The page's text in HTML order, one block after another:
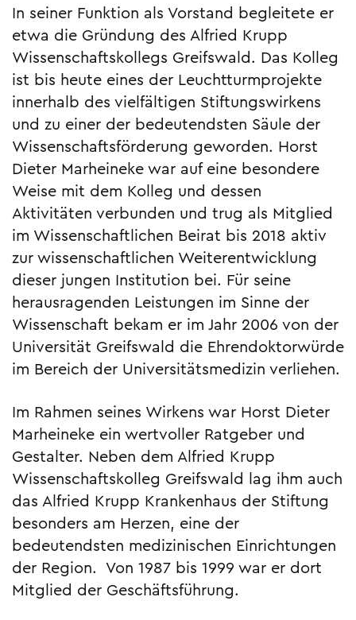
In seiner Funktion als Vorstand begleitete er
etwa die Gründung des Alfried Krupp
Wissenschaftskollegs Greifswald. Das Kolleg
ist bis heute eines der Leuchtturm­projekte
innerhalb des vielfältigen Stiftungswirkens
und zu einer der bedeutendsten Säule der
Wissenschaftsförderung geworden. Horst
Dieter Marheineke war auf eine besondere
Weise mit dem Kolleg und dessen
Aktivitäten verbunden und trug als Mitglied
im Wissenschaftlichen Beirat bis 2018 aktiv
zur wissenschaftlichen Weiterentwicklung
dieser jungen Institution bei. Für seine
herausragenden Leistungen im Sinne der
Wissenschaft bekam er im Jahr 2006 von der
Universität Greifswald die Ehrendoktorwürde
im Bereich der Universitätsmedizin verliehen.
Im Rahmen seines Wirkens war Horst Dieter
Marheineke ein wertvoller Ratgeber und
Gestalter. Neben dem Alfried Krupp
Wissenschaftskolleg Greifswald lag ihm auch
das Alfried Krupp Krankenhaus der Stiftung
besonders am Herzen, eine der
bedeutendsten medizinischen Einrichtungen
der Region. Von 1987 bis 1999 war er dort
Mitglied der Geschäftsführung.